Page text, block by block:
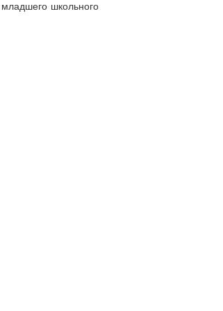
школьного